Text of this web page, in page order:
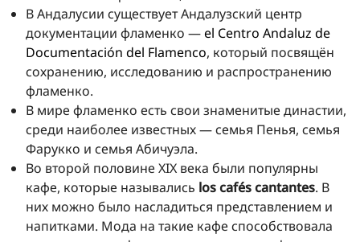
В Андалусии существует Андалузский центр
документации фламенко —el Centro Andaluz de
Documentación del Flamenco, который посвящён
сохранению, исследованию и распространению
фламенко.
В мире фламенко есть свои знаменитые династии,
среди наиболее известных — семья Пенья, семья
Фарукко и семья Абичуэла.
Во второй половине XIX века были популярны
кафе, которые назывались los cafés cantantes. В
них можно было насладиться представлением и
напитками. Мода на такие кафе способствовала